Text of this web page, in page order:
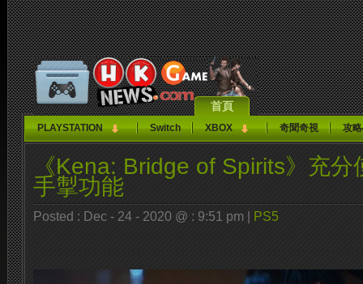
首頁
PLAYSTATION Switch XBOX 奇聞奇視 攻
《Kena: Bridge of Spirits》充
手掣功能
Posted : Dec - 24 - 2020 @ : 9:51 pm | PS5